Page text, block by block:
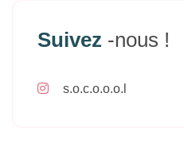
Suivez -nous !
s.o.c.o.o.o.l